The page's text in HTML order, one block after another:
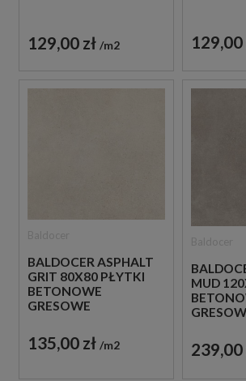
129,00 zł m2 129,00
BALDOCER ASPHALT
GRIT 80X80 PŁYTKI
BETONOWE
GRESOWE
135,00 zł m2
MUD
239,00